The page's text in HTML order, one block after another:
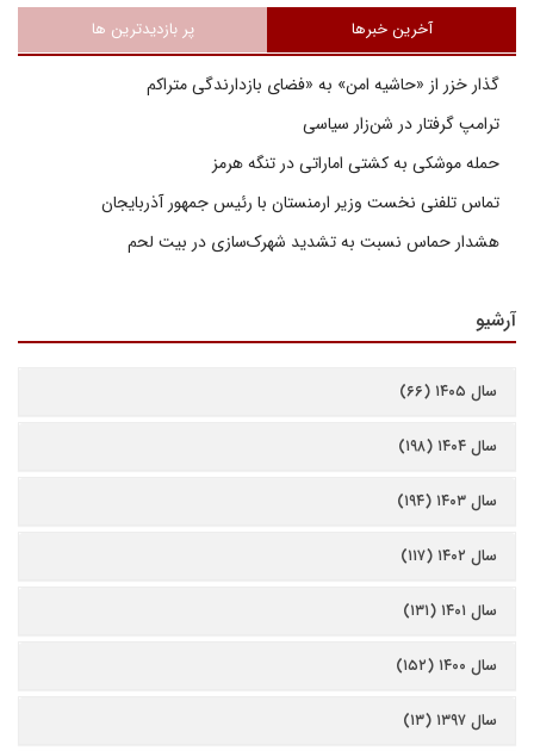
آخرین خبرها پر بازدیدترین ها
گذار خزر از «حاشیه امن» به «فضای بازدارندگی متراکم
ترامپ گرفتار در شن‌زار سیاسی
حمله موشکی به کشتی اماراتی در تنگه هرمز
تماس تلفنی نخست وزیر ارمنستان با رئیس جمهور آذربایجان
هشدار حماس نسبت به تشدید شهرک‌سازی در بیت‌ لحم
آرشیو
سال ۱۴۰۵ (۶۶)
سال ۱۴۰۴ (۱۹۸)
سال ۱۴۰۳ (۱۹۴)
سال ۱۴۰۲ (۱۱۷)
سال ۱۴۰۱ (۱۳۱)
سال ۱۴۰۰ (۱۵۲)
سال ۱۳۹۷ (۱۳)